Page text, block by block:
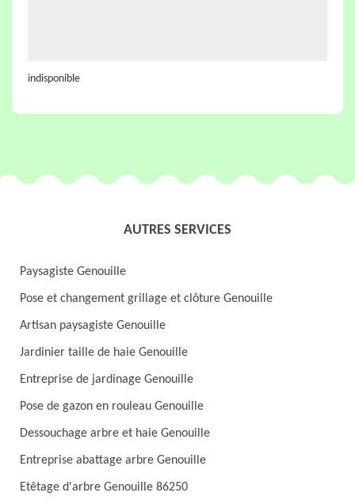
indisponible
AUTRES SERVICES
Paysagiste Genouille
Pose et changement grillage et clôture Genouille
Artisan paysagiste Genouille
Jardinier taille de haie Genouille
Entreprise de jardinage Genouille
Pose de gazon en rouleau Genouille
Dessouchage arbre et haie Genouille
Entreprise abattage arbre Genouille
Etêtage d'arbre Genouille 86250